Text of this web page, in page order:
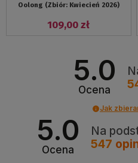
Oolong (Zbiór: Kwiecień 2026)
109,00 zł
5.0
Ocena
Jak
5.0
Ocena
Na
547